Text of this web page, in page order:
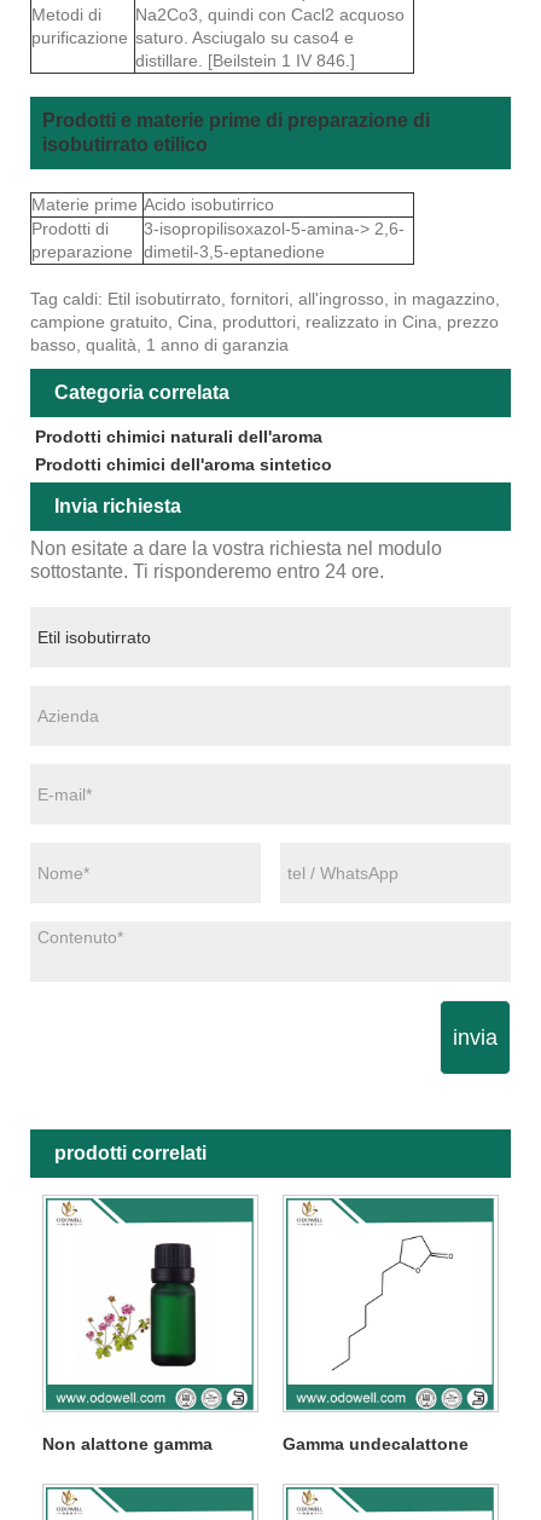
Metodi di
purificazione
Na2Co3, quindi con Cacl2 acquoso
saturo. Asciugalo su caso4 e
distillare. [Beilstein 1 IV 846.]
Prodotti e materie prime di preparazione di
isobutirrato etilico
Materie prime Acido isobutirrico
Prodotti di
preparazione
3-isopropilisoxazol-5-amina-> 2,6-
dimetil-3,5-eptanedione
Tag caldi: Etil isobutirrato, fornitori, all'ingrosso, in magazzino,
campione gratuito, Cina, produttori, realizzato in Cina, prezzo
basso, qualità, 1 anno di garanzia
Categoria correlata
Prodotti chimici naturali dell'aroma
Prodotti chimici dell'aroma sintetico
Invia richiesta
Non esitate a dare la vostra richiesta nel modulo
sottostante. Ti risponderemo entro 24 ore.
invia
prodotti correlati
Non alattone gamma Gamma undecalattone